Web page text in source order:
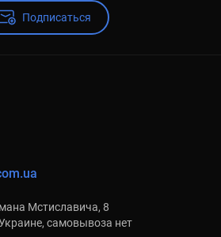
Подписаться
Мстиславича, 8
самовывоза нет